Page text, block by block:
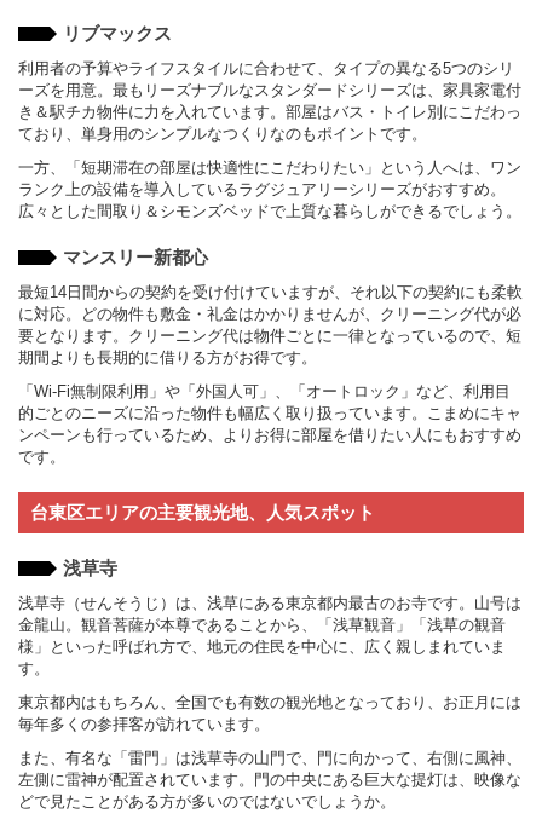
リブマックス
利用者の予算やライフスタイルに合わせて、タイプの異なる5つのシリ
ーズを用意。最もリーズナブルなスタンダードシリーズは、家具家電付
き＆駅チカ物件に力を入れています。部屋はバス・トイレ別にこだわっ
ており、単身用のシンプルなつくりなのもポイントです。
一方、「短期滞在の部屋は快適性にこだわりたい」という人へは、ワン
ランク上の設備を導入しているラグジュアリーシリーズがおすすめ。
広々とした間取り＆シモンズベッドで上質な暮らしができるでしょう。
マンスリー新都心
最短14日間からの契約を受け付けていますが、それ以下の契約にも柔軟
に対応。どの物件も敷金・礼金はかかりませんが、クリーニング代が必
要となります。クリーニング代は物件ごとに一律となっているので、短
期間よりも長期的に借りる方がお得です。
「Wi-Fi無制限利用」や「外国人可」、「オートロック」など、利用目
的ごとのニーズに沿った物件も幅広く取り扱っています。こまめにキャ
ンペーンも行っているため、よりお得に部屋を借りたい人にもおすすめ
です。
台東区エリアの主要観光地、人気スポット
浅草寺
浅草寺（せんそうじ）は、浅草にある東京都内最古のお寺です。山号は
金龍山。観音菩薩が本尊であることから、「浅草観音」「浅草の観音
様」といった呼ばれ方で、地元の住民を中心に、広く親しまれていま
す。
東京都内はもちろん、全国でも有数の観光地となっており、お正月には
毎年多くの参拝客が訪れています。
また、有名な「雷門」は浅草寺の山門で、門に向かって、右側に風神、
左側に雷神が配置されています。門の中央にある巨大な提灯は、映像な
どで見たことがある方が多いのではないでしょうか。